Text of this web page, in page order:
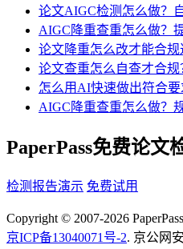
论文AIGC检测怎么做？
AIGC降重查重怎么做？
论文降重怎么改才能合规
论文查重怎么自查才合
怎么用AI快速做出符合要
AIGC降重查重怎么做？
PaperPass免费论文
检测报告演示 免费试用
Copyright © 2007-2026
京ICP备13040071号-2. 京公网